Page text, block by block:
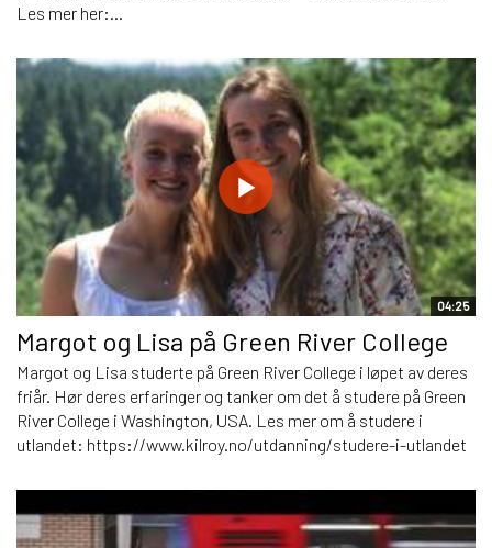
Les mer her:...
04:25
Margot og Lisa på Green River College
Margot og Lisa studerte på Green River College i løpet av deres
friår. Hør deres erfaringer og tanker om det å studere på Green
River College i Washington, USA. Les mer om å studere i
utlandet: https://www.kilroy.no/utdanning/studere-i-utlandet